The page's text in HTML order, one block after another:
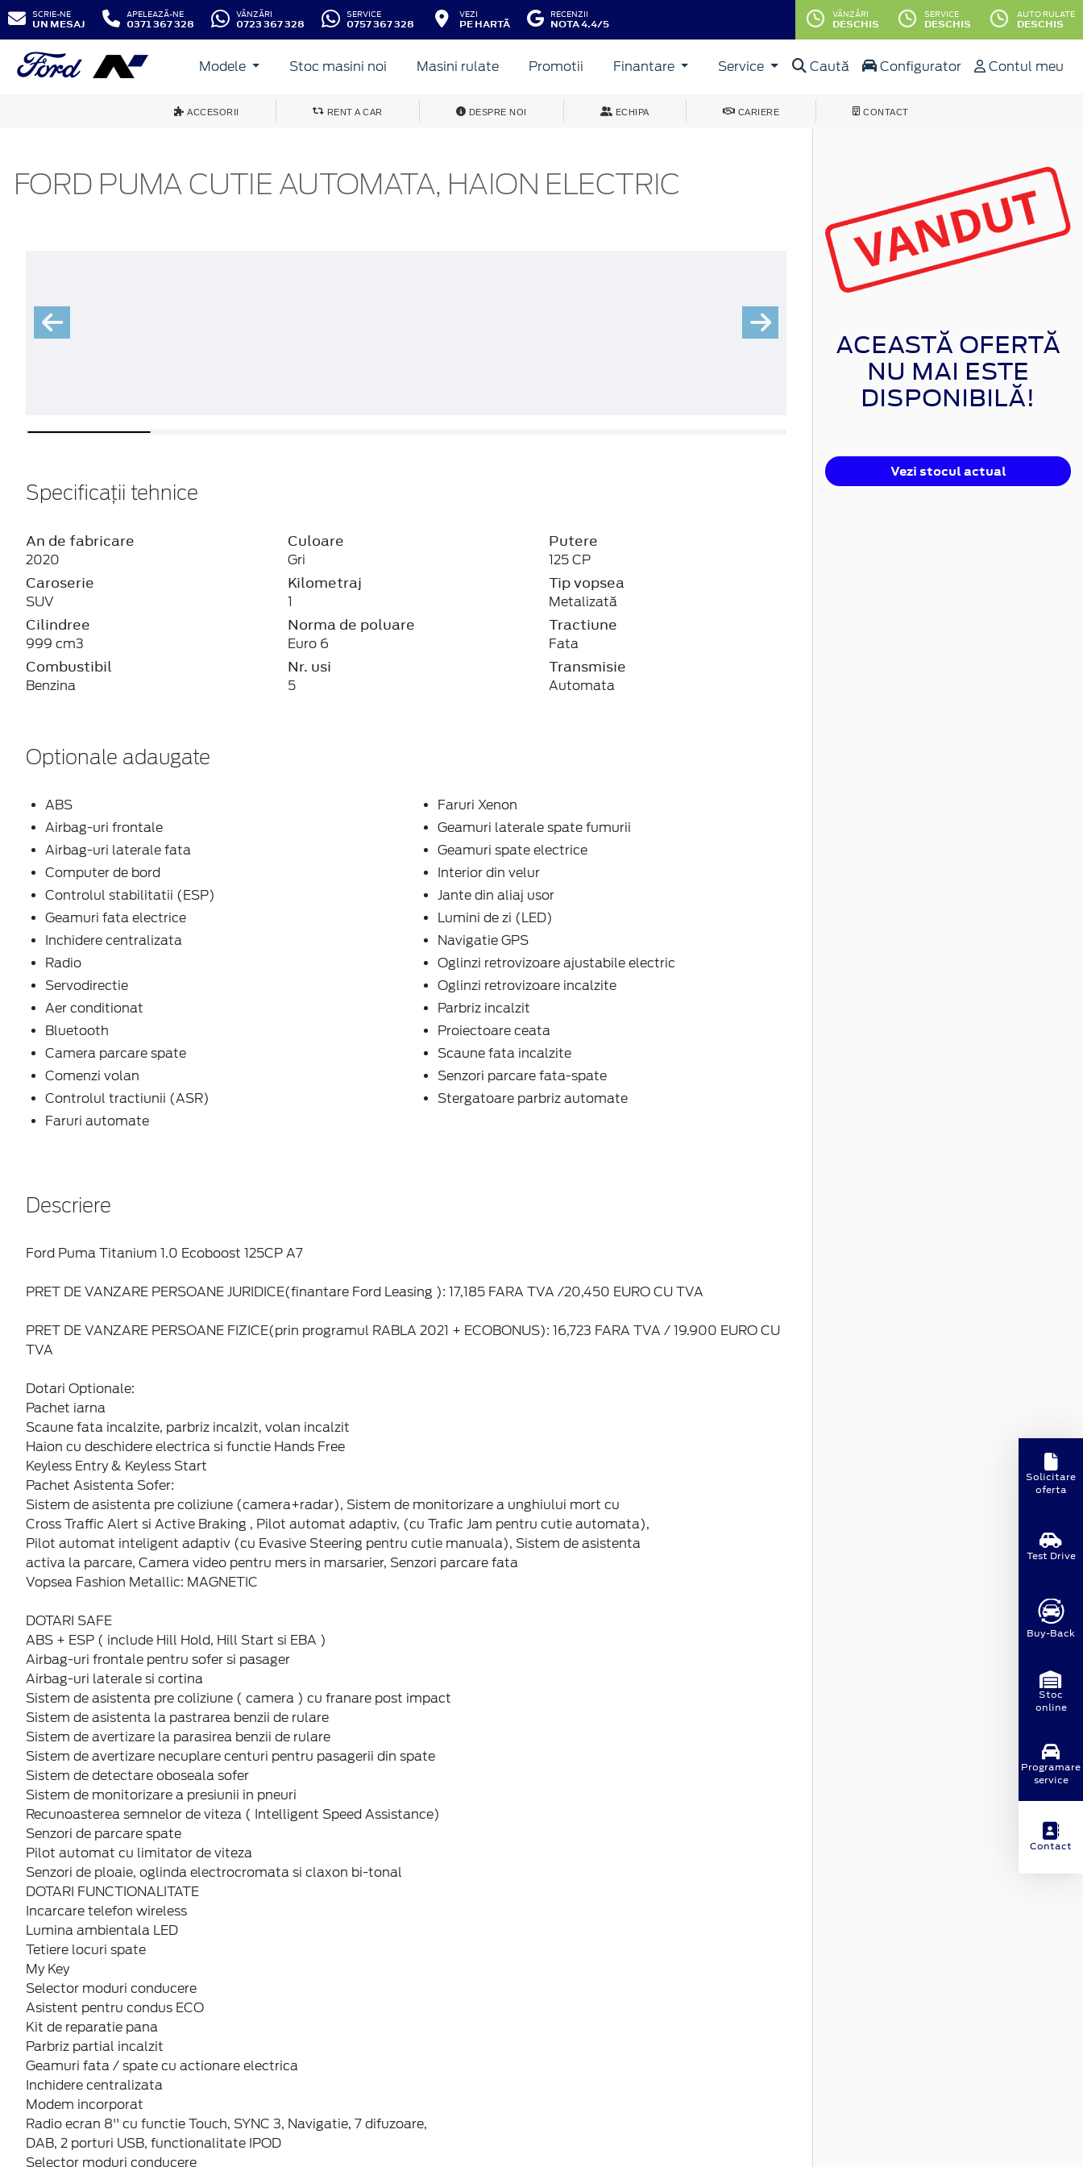
SCRIE-NE
UN MESAJ
APELEAZĂ-NE
0371 367 328
VÂNZĂRI
0723 367 328
SERVICE
0757 367 328
VEZI
PE HARTĂ
RECENZII
NOTA 4.4/5
VÂNZĂRI
DESCHIS
SERVICE
DESCHIS
AUTO RULATE
DESCHIS
Modele Stoc masini noi Masini rulate Promotii Finantare Service Caută Configurator Contul meu
ACCESORII RENT A CAR DESPRE NOI ECHIPA CARIERE CONTACT
FORD PUMA CUTIE AUTOMATA, HAION ELECTRIC
Specificații tehnice
An de fabricare
2020
Caroserie
SUV
Cilindree
999 cm3
Combustibil
Benzina
Culoare
Gri
Kilometraj
1
Norma de poluare
Euro 6
Nr. usi
5
Putere
125 CP
Tip vopsea
Metalizată
Tractiune
Fata
Transmisie
Automata
Optionale adaugate
ABS
Airbag-uri frontale
Airbag-uri laterale fata
Computer de bord
Controlul stabilitatii (ESP)
Geamuri fata electrice
Inchidere centralizata
Radio
Servodirectie
Aer conditionat
Bluetooth
Camera parcare spate
Comenzi volan
Controlul tractiunii (ASR)
Faruri automate
Faruri Xenon
Geamuri laterale spate fumurii
Geamuri spate electrice
Interior din velur
Jante din aliaj usor
Lumini de zi (LED)
Navigatie GPS
Oglinzi retrovizoare ajustabile electric
Oglinzi retrovizoare incalzite
Parbriz incalzit
Proiectoare ceata
Scaune fata incalzite
Senzori parcare fata-spate
Stergatoare parbriz automate
Descriere
Ford Puma Titanium 1.0 Ecoboost 125CP A7
PRET DE VANZARE PERSOANE JURIDICE(finantare Ford Leasing ): 17,185 FARA TVA /20,450 EURO CU TVA
PRET DE VANZARE PERSOANE FIZICE(prin programul RABLA 2021 + ECOBONUS): 16,723 FARA TVA / 19.900 EURO CU
TVA
Dotari Optionale:
Pachet iarna
Scaune fata incalzite, parbriz incalzit, volan incalzit
Haion cu deschidere electrica si functie Hands Free
Keyless Entry & Keyless Start
Pachet Asistenta Sofer:
Sistem de asistenta pre coliziune (camera+radar), Sistem de monitorizare a unghiului mort cu
Cross Traffic Alert si Active Braking , Pilot automat adaptiv, (cu Trafic Jam pentru cutie automata),
Pilot automat inteligent adaptiv (cu Evasive Steering pentru cutie manuala), Sistem de asistenta
activa la parcare, Camera video pentru mers in marsarier, Senzori parcare fata
Vopsea Fashion Metallic: MAGNETIC
DOTARI SAFE
ABS + ESP ( include Hill Hold, Hill Start si EBA )
Airbag-uri frontale pentru sofer si pasager
Airbag-uri laterale si cortina
Sistem de asistenta pre coliziune ( camera ) cu franare post impact
Sistem de asistenta la pastrarea benzii de rulare
Sistem de avertizare la parasirea benzii de rulare
Sistem de avertizare necuplare centuri pentru pasagerii din spate
Sistem de detectare oboseala sofer
Sistem de monitorizare a presiunii in pneuri
Recunoasterea semnelor de viteza ( Intelligent Speed Assistance)
Senzori de parcare spate
Pilot automat cu limitator de viteza
Senzori de ploaie, oglinda electrocromata si claxon bi-tonal
DOTARI FUNCTIONALITATE
Incarcare telefon wireless
Lumina ambientala LED
Tetiere locuri spate
My Key
Selector moduri conducere
Asistent pentru condus ECO
Kit de reparatie pana
Parbriz partial incalzit
Geamuri fata / spate cu actionare electrica
Inchidere centralizata
Modem incorporat
Radio ecran 8'' cu functie Touch, SYNC 3, Navigatie, 7 difuzoare,
DAB, 2 porturi USB, functionalitate IPOD
Selector moduri conducere
ACEASTĂ OFERTĂ
NU MAI ESTE
DISPONIBILĂ!
Vezi stocul actual
Solicitare
oferta
Test Drive
Buy-Back
Stoc
online
Programare
service
Contact